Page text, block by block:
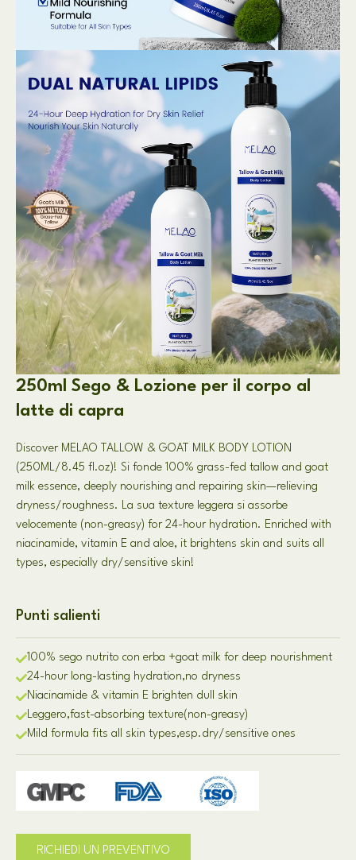
250ml Sego & Lozione per il corpo al
latte di capra
Discover MELAO TALLOW & GOAT MILK BODY LOTION
(250ML/8.45 fl.oz)! Si fonde 100% grass-fed tallow and goat
milk essence, deeply nourishing and repairing skin—relieving
dryness/roughness. La sua texture leggera si assorbe
velocemente ( non-greasy) for 24-hour hydration. Enriched with
niacinamide, vitamin E and aloe, it brightens skin and suits all
types, especially dry/sensitive skin!
Punti salienti
100% sego nutrito con erba +goat milk for deep nourishment
24-hour long-lasting hydration,no dryness
Niacinamide & vitamin E brighten dull skin
Leggero,fast-absorbing texture( non-greasy)
Mild formula fits all skin types,esp. dry/sensitive ones
RICHIEDI UN PREVENTIVO